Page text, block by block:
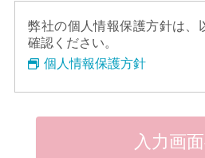
2.求職者は、E-STAFF naviに
で、本E-STAFF navi会員規
ーポリシー」（以下併せて
録しないことを以てのみ認
弊社の個人情報保護方針は、
確認ください。
個人情報保護方針
入力画